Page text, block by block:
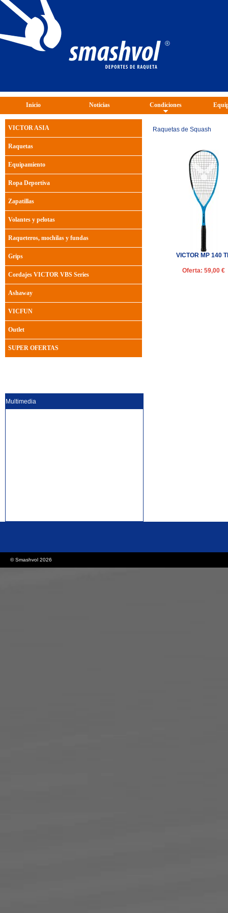
Inicio Noticias Condiciones
Raquetas de Squash
VICTOR MP 140
Oferta: 59,00 €
VICTOR ASIA
Raquetas
Equipamiento
Ropa Deportiva
Zapatillas
Volantes y pelotas
Raqueteros, mochilas y fundas
Grips
Cordajes VICTOR VBS Series
Ashaway
VICFUN
Outlet
SUPER OFERTAS
Multimedia
© Smashvol 2026